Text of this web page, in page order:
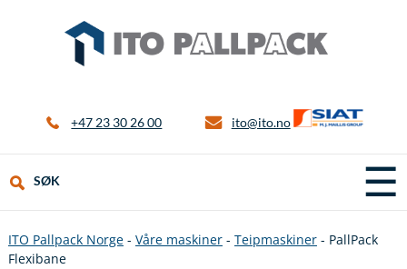
+47 23 30 26 00 ito@ito.no
☰
SØK
ITO Pallpack Norge- Våre maskiner- Teipmaskiner- PallPack
Flexibane